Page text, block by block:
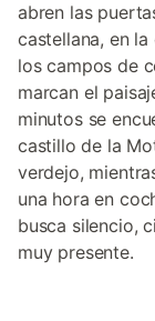
abren las
castellana, en
los campos de
marcan el
minutos se
castillo de la
verdejo,
una hora en
busca silencio,
muy presente.